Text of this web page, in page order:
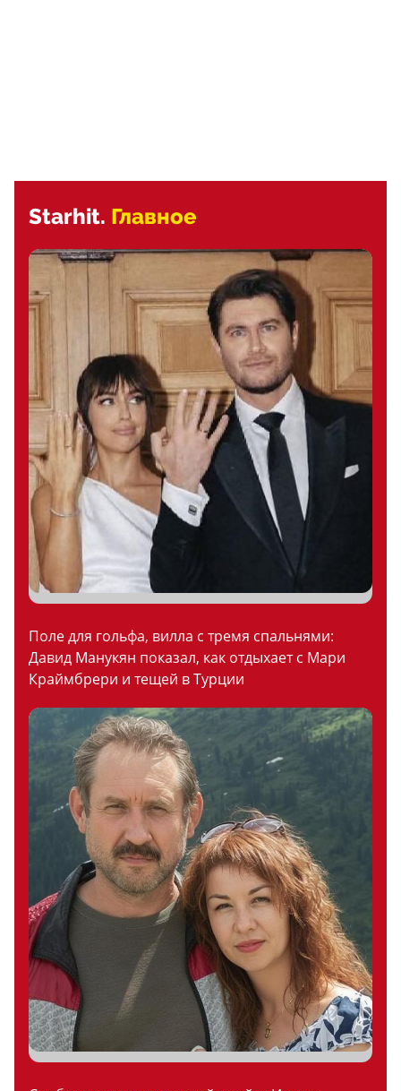
Starhit. Главное
Поле для гольфа, вилла с тремя спальнями:
Давид Манукян показал, как отдыхает с Мари
Краймбрери и тещей в Турции